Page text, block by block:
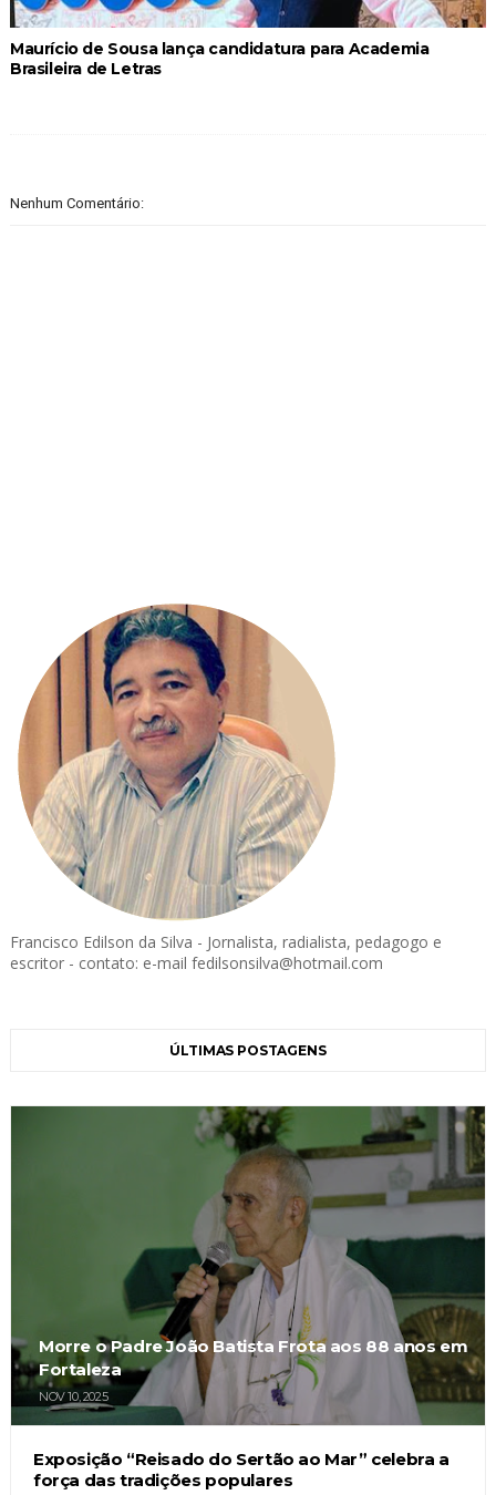
Maurício de Sousa lança candidatura para Academia
Brasileira de Letras
Nenhum Comentário:
Francisco Edilson da Silva - Jornalista, radialista, pedagogo e
escritor - contato: e-mail fedilsonsilva@hotmail.com
ÚLTIMAS POSTAGENS
Morre o Padre João Batista Frota aos 88 anos em
Fortaleza
NOV 10, 2025
Exposição “Reisado do Sertão ao Mar” celebra a
força das tradições populares